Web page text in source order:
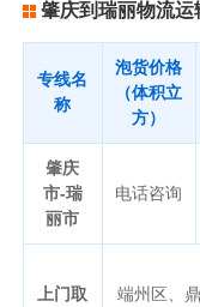
肇庆到瑞丽物流运
专线名
称
泡货价格
（体积立
方）
肇庆
市-瑞
丽市
电话咨询
上门取
端州区、